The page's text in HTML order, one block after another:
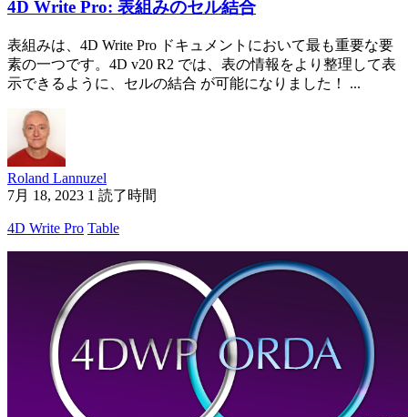
4D Write Pro: 表組みのセル結合
表組みは、4D Write Pro ドキュメントにおいて最も重要な要
素の一つです。4D v20 R2 では、表の情報をより整理して表
示できるように、セルの結合 が可能になりました！ ...
Roland Lannuzel
7月 18, 2023 1 読了時間
4D Write Pro Table